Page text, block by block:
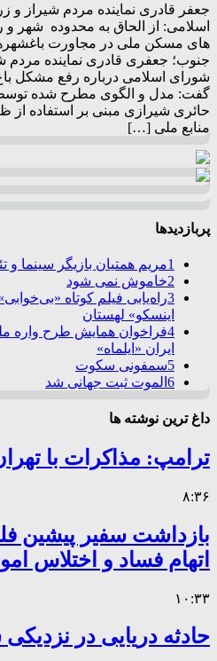
جعفر قادری نماینده مردم شیراز
اسلامی: از الحاق به محدوده شهر
های مسکن ملی در مجاورت
جنوب؛ جعفری قادری نماینده
شورای اسلامی درباره رفع مشکل
گفت: مدل و الگوی مطرح شده
حائری شیرازی مبنی بر استفاده
منابع ملی […]
پربازدیدها
1مریم همتیان بازیگر سینما و
2خاموش نمی شود
3راه‌یابی فیلم کوتاه
اینسکو» لهستان
4فراخوان همایش طرح واره
ایران «ایلماه»
5سمفونی سکوت
6 الموت ثبت جهانی شد
داغ ترین نوشته ها
ترامپ: مذاکرات با
۸:۳۶
بازداشت سفیر پیشین
اتهام فساد و اختلاس
۱۰:۳۳
حادثه دریایی در